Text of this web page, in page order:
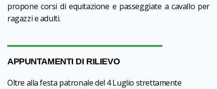
propone corsi di equitazione e passeggiate a cavallo per
ragazzi e adulti.
APPUNTAMENTI DI RILIEVO
Oltre alla festa patronale del 4 Luglio strettamente